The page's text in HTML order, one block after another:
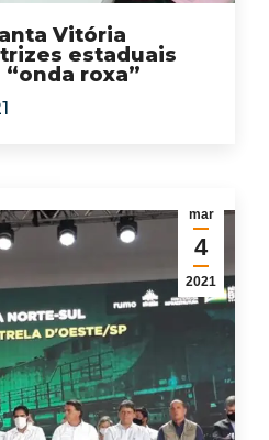
Vitória
estaduais
roxa”
mar
4
2021